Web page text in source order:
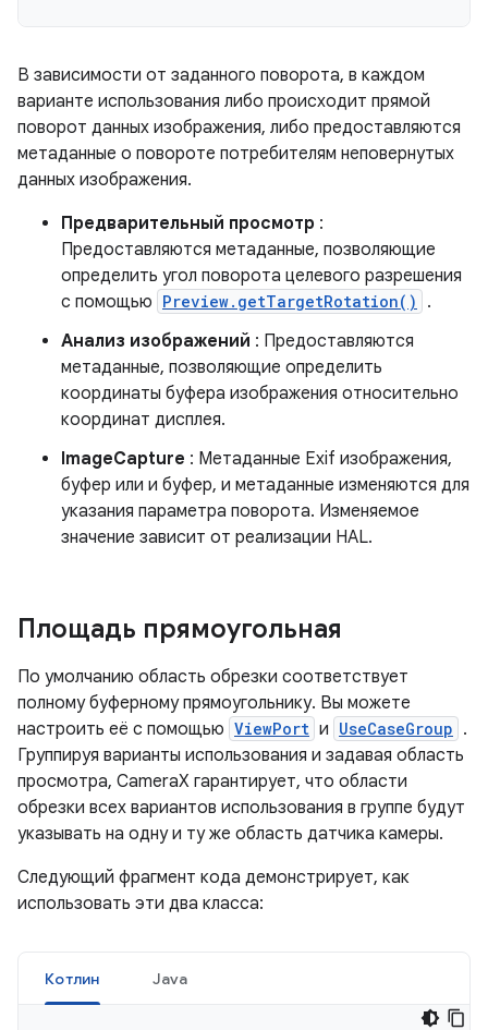
В зависимости от заданного поворота, в каждом
варианте использования либо происходит прямой
поворот данных изображения, либо предоставляются
метаданные о повороте потребителям неповернутых
данных изображения.
Предварительный просмотр :
Предоставляются метаданные, позволяющие
определить угол поворота целевого разрешения
с помощью Preview.getTargetRotation()
.
Анализ изображений : Предоставляются
метаданные, позволяющие определить
координаты буфера изображения относительно
координат дисплея.
ImageCapture : Метаданные Exif изображения,
буфер или и буфер, и метаданные изменяются для
указания параметра поворота. Изменяемое
значение зависит от реализации HAL.
Площадь прямоугольная
По умолчанию область обрезки соответствует
полному буферному прямоугольнику. Вы можете
настроить её с помощью ViewPort и UseCaseGroup .
Группируя варианты использования и задавая область
просмотра, CameraX гарантирует, что области
обрезки всех вариантов использования в группе будут
указывать на одну и ту же область датчика камеры.
Следующий фрагмент кода демонстрирует, как
использовать эти два класса:
Котлин Java